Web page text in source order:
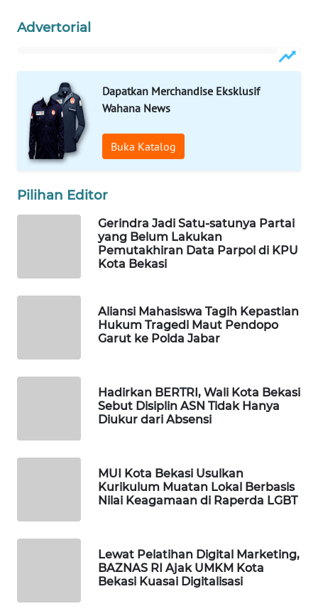
Advertorial
Dapatkan Merchandise Eksklusif
Wahana News
Buka Katalog
Pilihan Editor
Gerindra Jadi Satu-satunya Partai
yang Belum Lakukan
Pemutakhiran Data Parpol di KPU
Kota Bekasi
Aliansi Mahasiswa Tagih Kepastian
Hukum Tragedi Maut Pendopo
Garut ke Polda Jabar
Hadirkan BERTRI, Wali Kota Bekasi
Sebut Disiplin ASN Tidak Hanya
Diukur dari Absensi
MUI Kota Bekasi Usulkan
Kurikulum Muatan Lokal Berbasis
Nilai Keagamaan di Raperda LGBT
Lewat Pelatihan Digital Marketing,
BAZNAS RI Ajak UMKM Kota
Bekasi Kuasai Digitalisasi
SPORT
WAHANA
UMKM
WAHANA
SELEB
WAHANA
PERSONA
WAHANA
HEALTH
WISATA
WALINKI